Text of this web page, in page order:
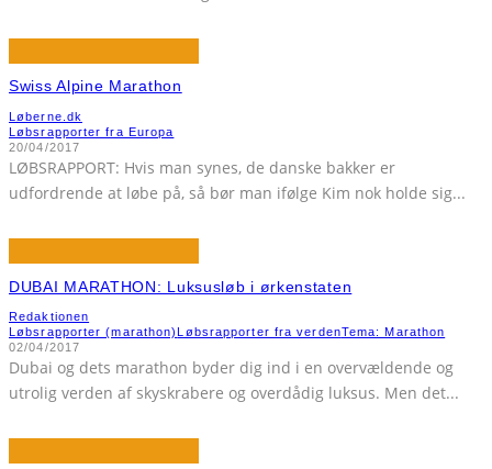
Swiss Alpine Marathon
Løberne.dk
Løbsrapporter fra Europa
20/04/2017
LØBSRAPPORT: Hvis man synes, de danske bakker er
udfordrende at løbe på, så bør man ifølge Kim nok holde sig...
DUBAI MARATHON: Luksusløb i ørkenstaten
Redaktionen
Løbsrapporter (marathon)
Løbsrapporter fra verdenTema: Marathon
02/04/2017
Dubai og dets marathon byder dig ind i en overvældende og
utrolig verden af skyskrabere og overdådig luksus. Men det...